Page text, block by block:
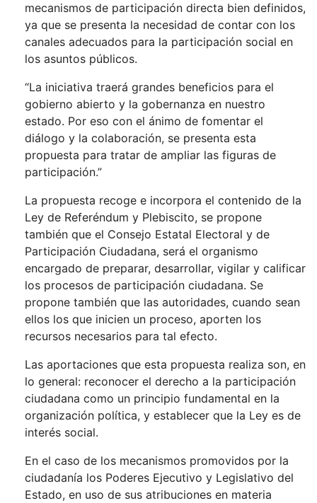
mecanismos de participación directa bien definidos,
ya que se presenta la necesidad de contar con los
canales adecuados para la participación social en
los asuntos públicos.
“La iniciativa traerá grandes beneficios para el
gobierno abierto y la gobernanza en nuestro
estado. Por eso con el ánimo de fomentar el
diálogo y la colaboración, se presenta esta
propuesta para tratar de ampliar las figuras de
participación.”
La propuesta recoge e incorpora el contenido de la
Ley de Referéndum y Plebiscito, se propone
también que el Consejo Estatal Electoral y de
Participación Ciudadana, será el organismo
encargado de preparar, desarrollar, vigilar y calificar
los procesos de participación ciudadana. Se
propone también que las autoridades, cuando sean
ellos los que inicien un proceso, aporten los
recursos necesarios para tal efecto.
Las aportaciones que esta propuesta realiza son, en
lo general: reconocer el derecho a la participación
ciudadana como un principio fundamental en la
organización política, y establecer que la Ley es de
interés social.
En el caso de los mecanismos promovidos por la
ciudadanía los Poderes Ejecutivo y Legislativo del
Estado, en uso de sus atribuciones en materia